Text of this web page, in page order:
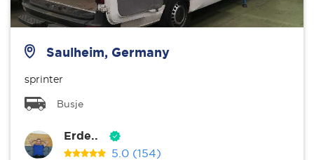
Saulheim, Germany
sprinter
Busje
Erde..
5.0 (154)